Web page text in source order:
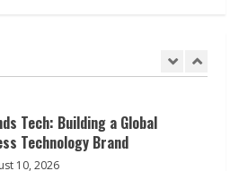
Technology Brand
10, 2026